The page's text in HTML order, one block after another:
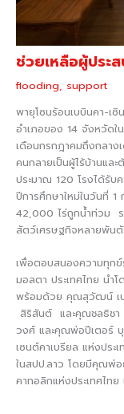
ช่วยเหลือผู้ประ
flooding, support
พายุโซนร้อนเบบินคา-เ
อำเภอของ 14 จังหวัดใ
เดือนกรกฎาคมถึงกลาง
คนกลายเป็นผู้ไร้บ้านแล
ประมาณ 120 โรงได้รับ
ปีการศึกษาใหม่ในวันที่
42,000 ไร่ถูกน้ำท่วม ร
สัตว์เศรษฐกิจหลายพัน
เพื่อตอบสนองความทุก
มอลตา ประเทศไทย นำ
พร้อมด้วย คุณสุวัฒน์
สิริสันต์ และคุณชลธิช
วงศ์ และคุณพ่อปีเตอร์
เซนต์คาเบรียล แห่งประ
ในสปป.ลาว โดยมีคุณพ่อ
คาทอลิกแห่งประเทศไท